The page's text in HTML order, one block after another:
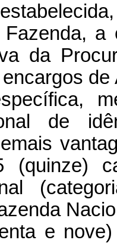
a
da
de
(quinze)
e